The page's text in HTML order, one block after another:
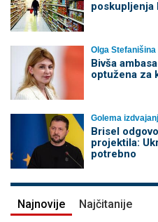
poskupljenja
Olga Stefanišina
Bivša
optužena za
Golema
Brisel
projektila:
potrebno
Najnovije Najčitanije